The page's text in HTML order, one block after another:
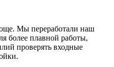
Мы переработали наш
более плавной работы,
проверять входные